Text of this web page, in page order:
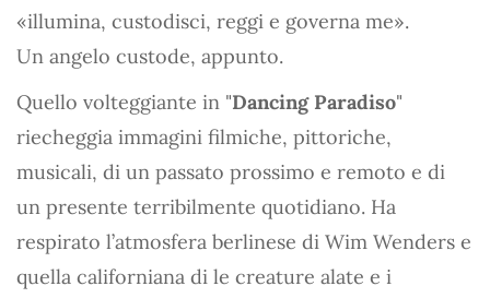
«illumina, custodisci, reggi e governa me».
Un angelo custode, appunto.
Quello volteggiante in "Dancing Paradiso"
riecheggia immagini filmiche, pittoriche,
musicali, di un passato prossimo e remoto e di
un presente terribilmente quotidiano. Ha
respirato l’atmosfera berlinese di Wim Wenders e
quella californiana di le creature alate e i